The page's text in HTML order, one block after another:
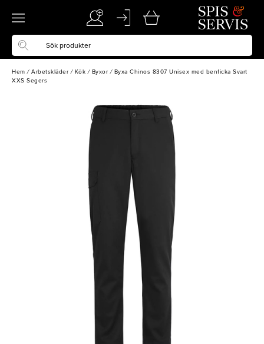
Hem / Arbetskläder / Kök / Byxor / Byxa Chinos 8307 Unisex med benficka Svart
XXS Segers